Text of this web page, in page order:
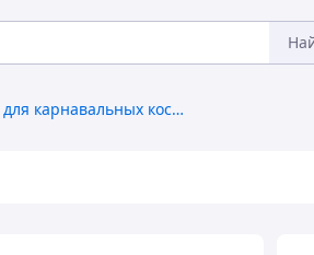
Аксессуары для карнавальных костюмов